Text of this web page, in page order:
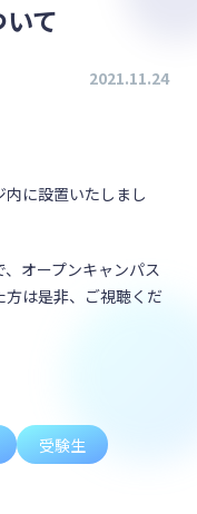
て
2021.11.24
に設置いたしまし
オープンキャンパス
は是非、ご視聴くだ
受験生